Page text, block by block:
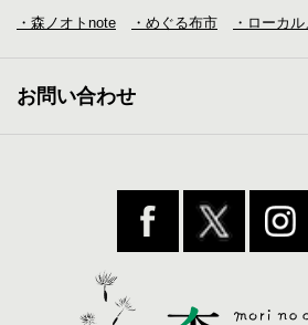
・森ノオトnote ・めぐる布市 ・ローカ
お問い合わせ